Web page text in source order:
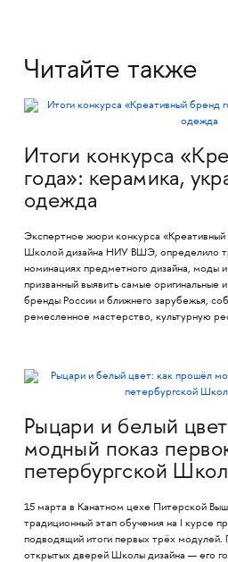
Читайте также
Итоги конкурса
года»: керамика,
одежда
Экспертное жюри конкурса «Креативный
Школой дизайна НИУ ВШЭ, определило
номинациях предметного дизайна, моды
призванный выявить самые оригинальные
бренды России и ближнего зарубежья,
ремесленное мастерство, культурную
Рыцари и белый
модный показ
петербургской
15 марта в Канатном цехе Питерской
традиционный этап обучения на I курсе
подводящий итоги первых трёх
открытых дверей Школы дизайна — его